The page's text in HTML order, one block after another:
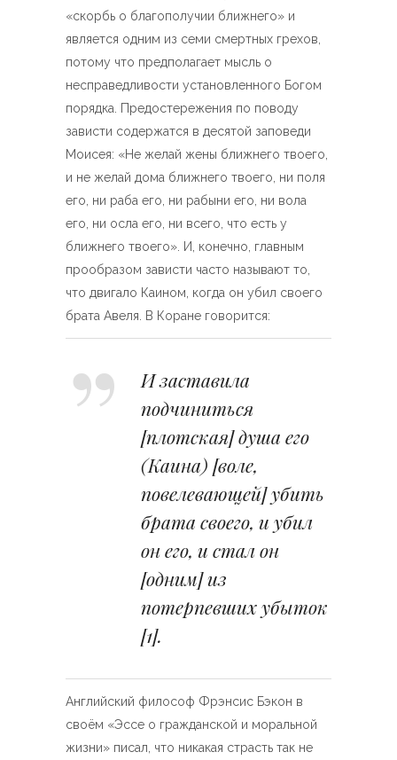
«скорбь о благополучии ближнего» и
является одним из семи смертных грехов,
потому что предполагает мысль о
несправедливости установленного Богом
порядка. Предостережения по поводу
зависти содержатся в десятой заповеди
Моисея: «Не желай жены ближнего твоего,
и не желай дома ближнего твоего, ни поля
его, ни раба его, ни рабыни его, ни вола
его, ни осла его, ни всего, что есть у
ближнего твоего». И, конечно, главным
прообразом зависти часто называют то,
что двигало Каином, когда он убил своего
брата Авеля. В Коране говорится:
И заставила
подчиниться
[плотская] душа его
(Каина) [воле,
повелевающей] убить
брата своего, и убил
он его, и стал он
[одним] из
потерпевших убыток
[1].
Английский философ Фрэнсис Бэкон в
своём «Эссе о гражданской и моральной
жизни» писал, что никакая страсть так не